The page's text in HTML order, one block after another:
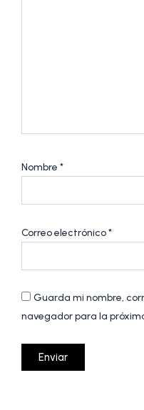
Nombre *
Correo electrónico*
Guarda mi nombre,
navegador para la